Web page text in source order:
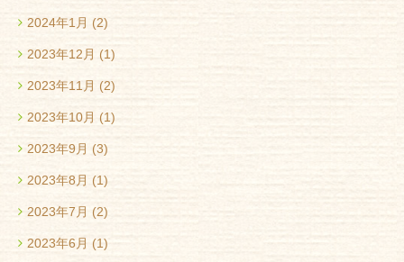
2024年1月 (2)
2023年12月 (1)
2023年11月 (2)
2023年10月 (1)
2023年9月 (3)
2023年8月 (1)
2023年7月 (2)
2023年6月 (1)